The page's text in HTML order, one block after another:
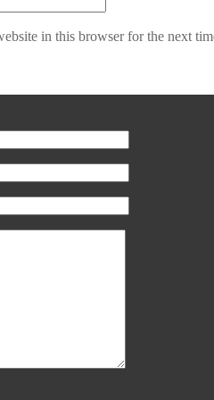
in this browser for the next